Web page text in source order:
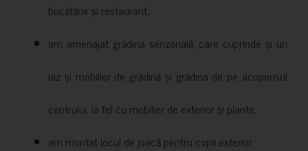
bucătărie și restaurant;
am amenajat grădina senzorială, care cuprinde și un
iaz și mobilier de grădină și grădina de pe acoperisul
centrului, la fel cu mobilier de exterior și plante;
am montat locul de joacă pentru copii exterior;